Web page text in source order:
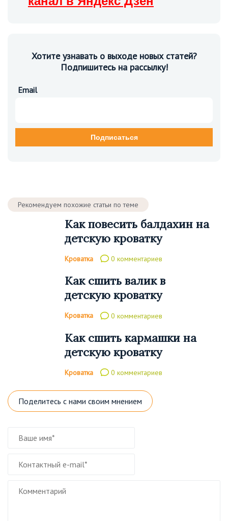
Хотите узнавать о выходе новых статей?
Подпишитесь на рассылку!
Email
Рекомендуем похожие статьи по теме
Как повесить балдахин на
детскую кроватку
Кроватка 0 комментариев
Как сшить валик в
детскую кроватку
Кроватка 0 комментариев
Как сшить кармашки на
детскую кроватку
Кроватка 0 комментариев
Поделитесь с нами своим мнением